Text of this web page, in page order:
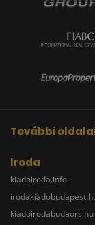
További
Iroda
kiadoiroda.info
kiadoirodabudaors.hu